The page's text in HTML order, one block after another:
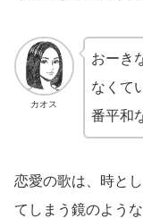
カオス
おーき
なくて
番平和
恋愛の歌は、時と
てしまう鏡のよう